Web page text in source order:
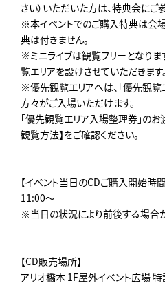
さい）いただいた方は、特典会にご
※本イベントでのご購入特典は会
典は付きません。
※ミニライブは観覧フリーとなり
覧エリアを設けさせていただきます。
※優先観覧エリアへは、「優先観
方々がご入場いただけます。
「優先観覧エリア入場整理券」のお
観覧方法】をご確認ください。
【イベント当日のCDご購入開始時間
11:00～
※当日の状況により前後する場合が
【CD販売場所】
アリオ橋本 1F屋外イベント広場